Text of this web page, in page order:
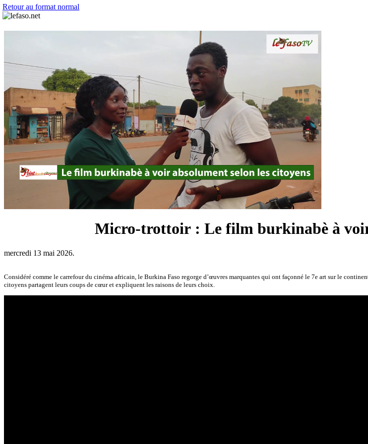
Retour au format normal
Micro-trottoir : Le film burkinabè à voir
mercredi 13 mai 2026.
Considéré comme le carrefour du cinéma africain, le Burkina Faso regorge d’œuvres marquantes qui ont façonné le 7e art sur le
citoyens partagent leurs coups de cœur et expliquent les raisons de leurs choix.